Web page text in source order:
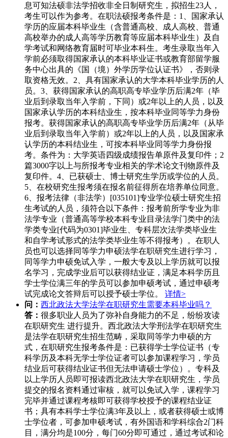
息可知法硕非法学招收非全日制研究生，拟招生23人，
考生可以作为参考。在职法硕报考条件是：1、国家承认
学历的应届本科毕业生（含普通高校、成人高校、普通
高校举办的成人高等学历教育等应届本科毕业生）及自
学考试和网络教育届时可毕业本科生。考生录取当年入
学前必须取得国家承认的本科毕业证书或教育部留学服
务中心出具的《国（境）外学历学位认证书》，否则录
取资格无效。2、具有国家承认的大学本科毕业学历的人
员。3、获得国家承认的高职高专毕业学历后满2年（毕
业后到录取当年入学前，下同）或2年以上的人员，以及
国家承认学历的本科结业生，按本科毕业同等学力身份
报考。获得国家承认的高职高专毕业学历后满2年（从毕
业后到录取当年入学前）或2年以上的人员，以及国家承
认学历的本科结业生，可按本科毕业同等学力身份报
考。条件为：大学英语四级成绩报告单原件及复印件；2
篇3000字以上与所报考专业相关的学术论文刊物原件及
复印件。4、已获硕士、博士研究生学历或学位的人员。
5、在校研究生报考须在报名前征得所在培养单位同意。
6、报考法律（非法学）[035101]专业学位硕士研究生招
生考试的人员，须符合以下条件：报考前所学专业为非
法学专业（普通高等学校本科专业目录法学门类中的法
学类专业[代码为0301]毕业生、专科层次法学类毕业生
和自学考试形式的法学类毕业生等不得报考）。在职人
员也可以选择同等学力申硕法学在职研究生进行学习，
同等学力申硕免试入学，一般大专及以上学历就可以报
名学习，完成学业后可以获得结业证，满足本科学历且
学士学位满三年的学员可以参加申硕考试，通过申硕考
试完成论文答辩后可以授予硕士学位。 详情>
问： 西北政法大学法学在职研究生需要本科毕业吗？
答： 很多职业人员为了弥补自身能力的不足，纷纷攻读
在职研究生 进行提升。西北政法大学刑法学在职研究生
是法学在职研究生招生范畴，采取同等学力申硕的方
式，在职研究生报考条件是：已获得学士学位证书（专
科学历及本科无学士学位证者可以参加课程学习，学员
结业后可获得结业证书但无法申请硕士学位）。专科及
以上学历人员即可报读西北政法大学在职研究生，学员
提交的报名资料通过审核，就可以免试入学，课程学习
完毕并通过课程考核即可获得学校授予的课程结业证
书；具有本科学士学位满3年及以上，或者获得硕士或博
士学位者，可参加申硕考试，有外国语和学科综合2门科
目，满分均是100分，每门60分即可通过，通过考试和论